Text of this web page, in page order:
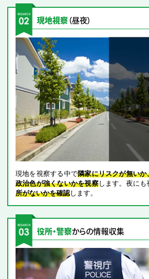
現地視察（昼夜）
現地を視察する中で隣家にリスクが無い
政治色が強くないかを視察します。夜にも
所がないかを確認します。
役所・警察からの情報収集